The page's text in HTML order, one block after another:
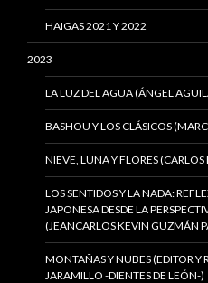
HAIGAS 2021 Y 2022
2023
LA LUZ DEL AGUA (ÁNGEL
BASHOU Y LOS CLÁSICOS
NIEVE, LUNA Y FLORES
LOS SENTIDOS Y LA NADA:
JAPONESA DESDE LA
(JEANCARLOS KEVIN GUZMÁN
MONTAÑAS Y NUBES (EDITOR Y
JARAMILLO -DIENTES DE LEÓN-)